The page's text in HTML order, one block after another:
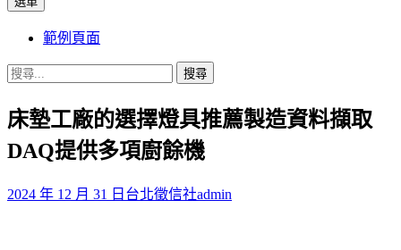
主
要
內
容
範例頁面
搜
關
字:
床墊工廠的選擇燈具推薦製造資料擷取
DAQ提供多項廚餘機
2024 年 12 月 31 日 台北徵信社admin